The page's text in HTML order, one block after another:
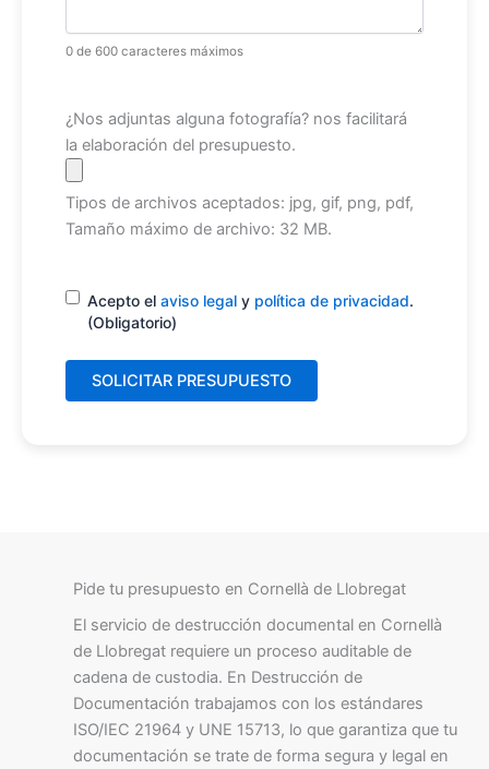
0 de 600 caracteres máximos
Archivo
¿Nos adjuntas alguna fotografía? nos facilitará
la elaboración del presupuesto.
Tipos de archivos aceptados: jpg, gif, png, pdf,
Tamaño máximo de archivo: 32 MB.
Consentimiento(Obligatorio)
Acepto el aviso legal y política de privacidad.
(Obligatorio)
Pide tu presupuesto en Cornellà de Llobregat
El servicio de destrucción documental en Cornellà
de Llobregat requiere un proceso auditable de
cadena de custodia. En Destrucción de
Documentación trabajamos con los estándares
ISO/IEC 21964 y UNE 15713, lo que garantiza que tu
documentación se trate de forma segura y legal en